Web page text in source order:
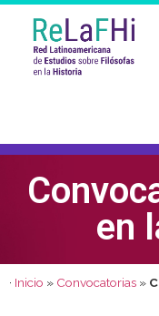
en
· Inicio » Convocatorias »